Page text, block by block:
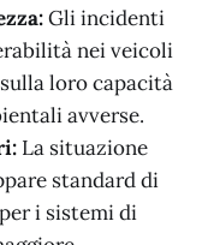
Gli incidenti
nei veicoli
loro capacità
avverse.
La situazione
standard di
i sistemi di